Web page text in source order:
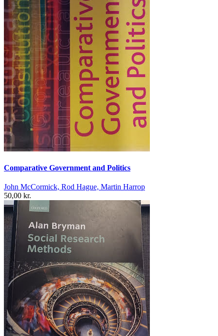
Comparative Government and Politics
John McCormick, Rod Hague, Martin Harrop
50,00 kr.